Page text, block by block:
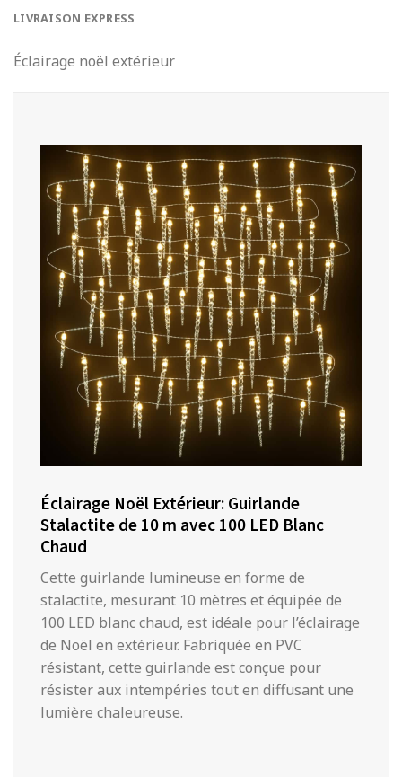
LIVRAISON EXPRESS
Éclairage noël extérieur
Éclairage Noël Extérieur: Guirlande
Stalactite de 10 m avec 100 LED Blanc
Chaud
Cette guirlande lumineuse en forme de
stalactite, mesurant 10 mètres et équipée de
100 LED blanc chaud, est idéale pour l’éclairage
de Noël en extérieur. Fabriquée en PVC
résistant, cette guirlande est conçue pour
résister aux intempéries tout en diffusant une
lumière chaleureuse.